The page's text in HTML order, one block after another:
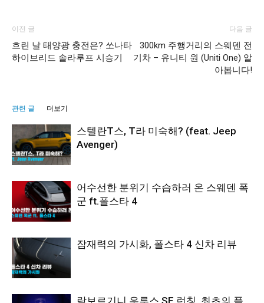
이전 글
흐린 날 태양광 충전은? 쏘나타
하이브리드 솔라루프 시승기
다음 글
300km 주행거리의 스웨덴 전
기차 – 유니티 원 (Uniti One) 알
아봅니다!
관련 글 더보기
스텔란T스, T라 미숙해? (feat. Jeep
Avenger)
어수선한 분위기 수습하러 온 스웨덴 폭
군 ft.폴스타 4
잠재력의 가시화, 폴스타 4 신차 리뷰